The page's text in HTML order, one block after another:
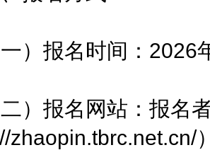
报名时间：2026
报名网站：报名者
zhaopin.tbrc.net.cn/